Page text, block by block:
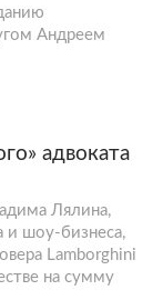
Андреем
адвоката
Лялина,
и шоу-бизнеса,
Lamborghini
на сумму